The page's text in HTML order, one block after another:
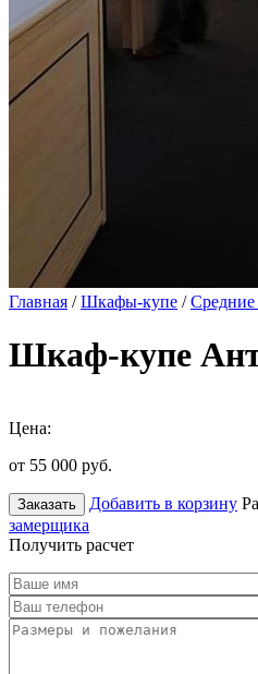
Главная /Шкафы-купе /
Шкаф-купе
Цена:
от 55 000 руб.
Заказать Добавить в корзину
замерщика
Получить расчет